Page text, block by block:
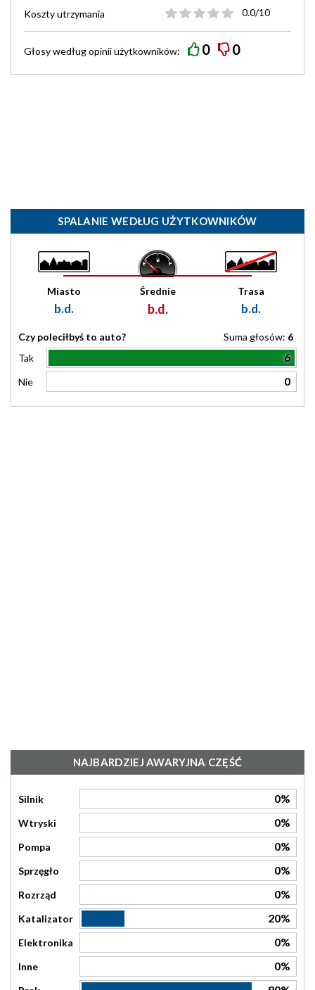
Koszty utrzymania
0.0/10
Głosy wedługopiniiużytkowników: 0 0
SPALANIE WEDŁUG UŻYTKOWNIKÓW
Miasto
b.d.
Średnie
b.d.
Trasa
b.d.
Czy poleciłbyś to auto? Suma głosów: 6
Tak
6
Nie 0
NAJBARDZIEJ AWARYJNA CZĘŚĆ
Silnik 0%
Wtryski 0%
Pompa 0%
Sprzęgło 0%
Rozrząd 0%
Katalizator 20%
Elektronika 0%
Inne 0%